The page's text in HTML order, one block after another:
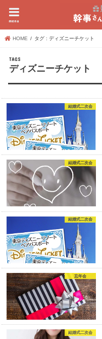
menu
HOME タグ : ディズニーチケット
ディズニーチケット
結婚式二次会
結婚式二次会
結婚式二次会
忘年会
結婚式二次会